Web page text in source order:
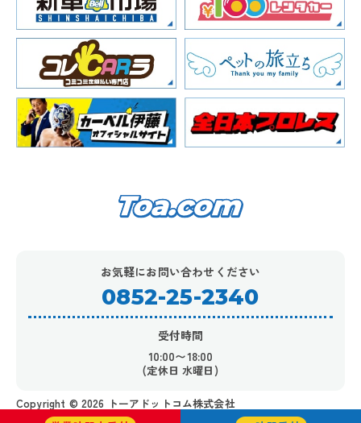
お気軽にお問い合わせください
0852-25-2340
受付時間
10:00〜18:00
(定休日 水曜日)
Copyright ©︎ 2026 トーアドットコム株式会社